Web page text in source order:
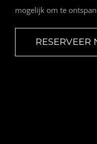
mogelijk om te
RESERVEER